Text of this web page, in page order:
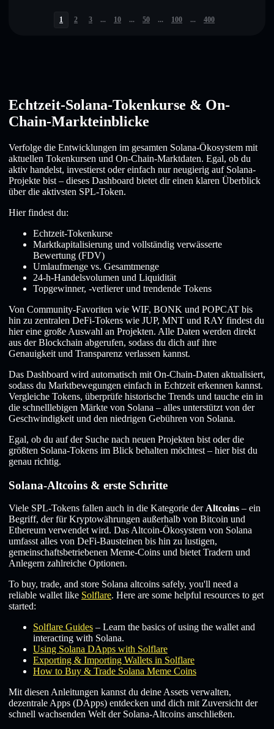
1 2 3 ... 10 ... 50 ... 100 ... 400
Echtzeit-Solana-Tokenkurse & On-
Chain-Markteinblicke
Verfolge die Entwicklungen im gesamten Solana-Ökosystem mit
aktuellen Tokenkursen und On-Chain-Marktdaten. Egal, ob du
aktiv handelst, investierst oder einfach nur neugierig auf Solana-
Projekte bist – dieses Dashboard bietet dir einen klaren Überblick
über die aktivsten SPL-Token.
Hier findest du:
Echtzeit-Tokenkurse
Marktkapitalisierung und vollständig verwässerte
Bewertung (FDV)
Umlaufmenge vs. Gesamtmenge
24-h-Handelsvolumen und Liquidität
Topgewinner, -verlierer und trendende Tokens
Von Community-Favoriten wie WIF, BONK und POPCAT bis
hin zu zentralen DeFi-Tokens wie JUP, MNT und RAY findest du
hier eine große Auswahl an Projekten. Alle Daten werden direkt
aus der Blockchain abgerufen, sodass du dich auf ihre
Genauigkeit und Transparenz verlassen kannst.
Das Dashboard wird automatisch mit On-Chain-Daten aktualisiert,
sodass du Marktbewegungen einfach in Echtzeit erkennen kannst.
Vergleiche Tokens, überprüfe historische Trends und tauche ein in
die schnelllebigen Märkte von Solana – alles unterstützt von der
Geschwindigkeit und den niedrigen Gebühren von Solana.
Egal, ob du auf der Suche nach neuen Projekten bist oder die
größten Solana-Tokens im Blick behalten möchtest – hier bist du
genau richtig.
Solana-Altcoins & erste Schritte
Viele SPL-Tokens fallen auch in die Kategorie der Altcoins – ein
Begriff, der für Kryptowährungen außerhalb von Bitcoin und
Ethereum verwendet wird. Das Altcoin-Ökosystem von Solana
umfasst alles von DeFi-Bausteinen bis hin zu lustigen,
gemeinschaftsbetriebenen Meme-Coins und bietet Tradern und
Anlegern zahlreiche Optionen.
To buy, trade, and store Solana altcoins safely, you'll need a
reliable wallet like Solflare. Here are some helpful resources to get
started:
Solflare Guides – Learn the basics of using the wallet and
interacting with Solana.
Using Solana DApps with Solflare
Exporting & Importing Wallets in Solflare
How to Buy & Trade Solana Meme Coins
Mit diesen Anleitungen kannst du deine Assets verwalten,
dezentrale Apps (DApps) entdecken und dich mit Zuversicht der
schnell wachsenden Welt der Solana-Altcoins anschließen.